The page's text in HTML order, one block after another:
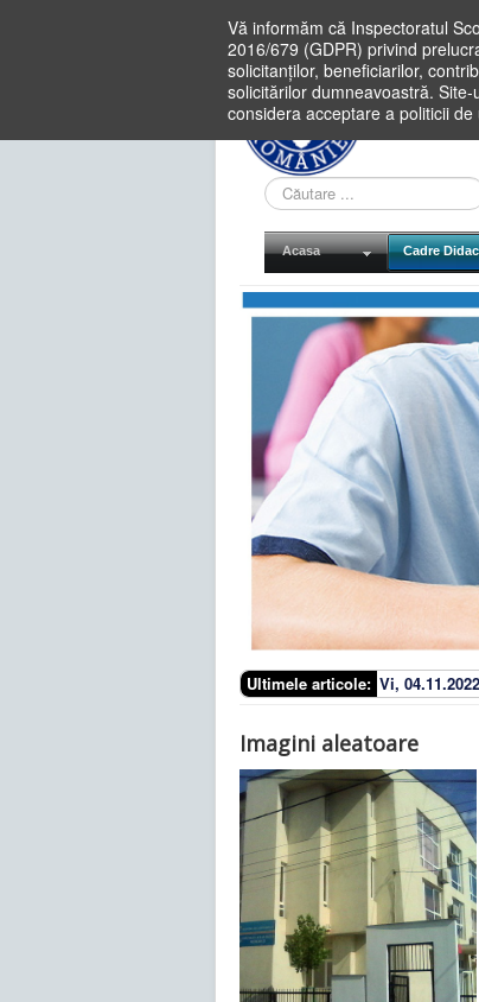
Vă informăm că Inspectoratul
2016/679 (GDPR) privind
solicitanților, beneficiarilor,
solicitărilor dumneavoastră.
considera acceptare a politicii
Cauta
in
site
Acasa Cadre
Ultimele articole: Vi,
Imagini aleatoare